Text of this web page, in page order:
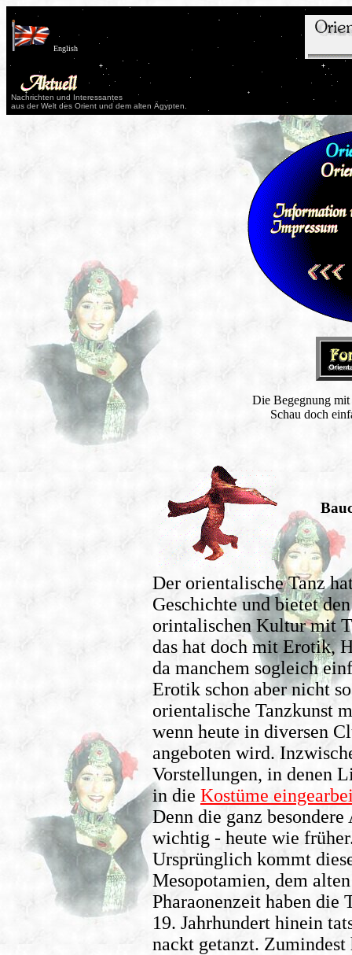
English
Nachrichten und Interessantes
aus der Welt des Orient und dem alten Ägypten.
Die Begegnung
Schau doch
Der orientalische Tanz
Geschichte und bietet
orintalischen Kultur mit
das hat doch mit Erotik,
da manchem sogleich
Erotik schon aber nicht
orientalische Tanzkunst
wenn heute in diversen
angeboten wird.
Vorstellungen, in denen
in die Kostüme
Denn die ganz
wichtig - heute wie
Ursprünglich kommt
Mesopotamien, dem
Pharaonenzeit haben die
19. Jahrhundert hinein
nackt getanzt. Zumindest